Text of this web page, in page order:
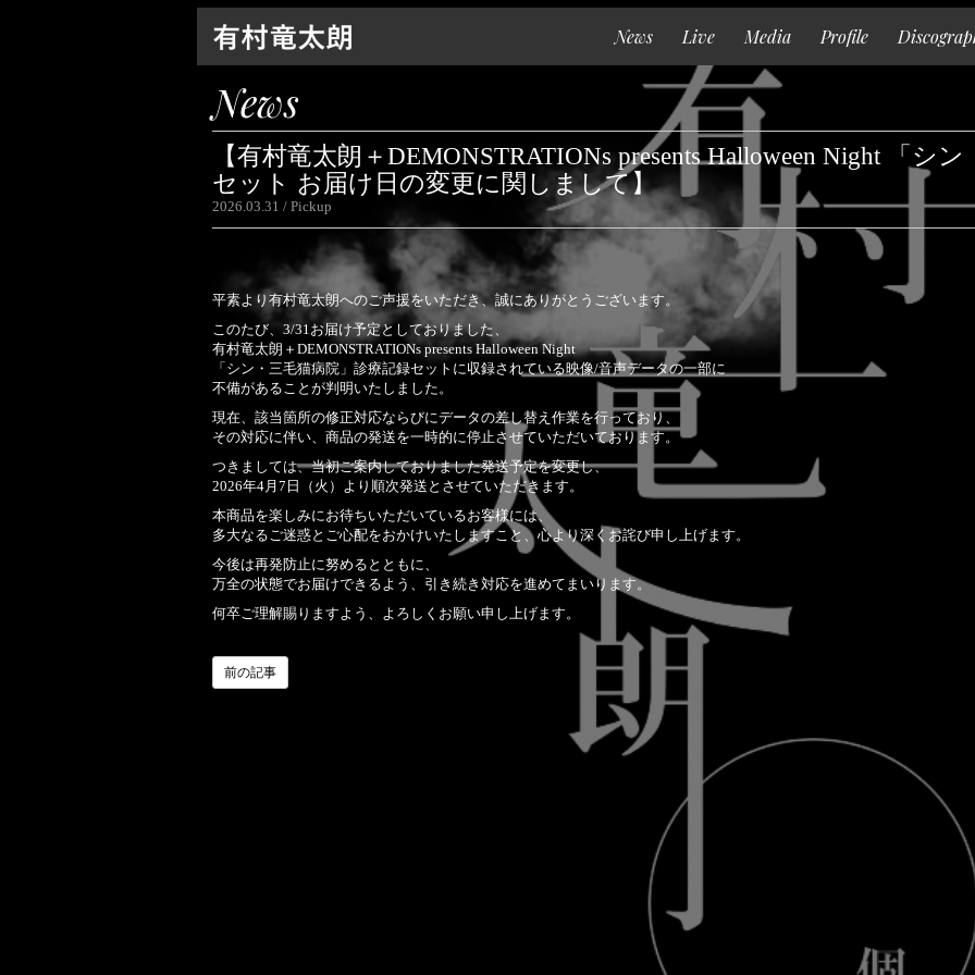
News Live Media Profile
Top
News
Live
Media
Profile
Discography
Goods
Contact
Special
News
【有村竜太朗＋DEMONSTRATIONs presents Halloween Night 「シ
セット お届け日の変更に関しまして】
2026.03.31 Pickup
平素より有村竜太朗へのご声援をいただき、誠にありがとうございます。
このたび、3/31お届け予定としておりました、
有村竜太朗＋DEMONSTRATIONs presents Halloween Night
「シン・三毛猫病院」診療記録セットに収録されている映像/音声データの一部に
不備があることが判明いたしました。
現在、該当箇所の修正対応ならびにデータの差し替え作業を行っており、
その対応に伴い、商品の発送を一時的に停止させていただいております。
つきましては、当初ご案内しておりました発送予定を変更し、
2026年4月7日（火）より順次発送とさせていただきます。
本商品を楽しみにお待ちいただいているお客様には、
多大なるご迷惑とご心配をおかけいたしますこと、心より深くお詫び申し上げます。
今後は再発防止に努めるとともに、
万全の状態でお届けできるよう、引き続き対応を進めてまいります。
何卒ご理解賜りますよう、よろしくお願い申し上げます。
前の記事